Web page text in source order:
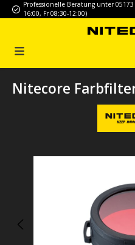
Zum Hauptinhalt springen
Professionelle Beratung unter
16:00, Fr 08:30-12:00)
Nitecore